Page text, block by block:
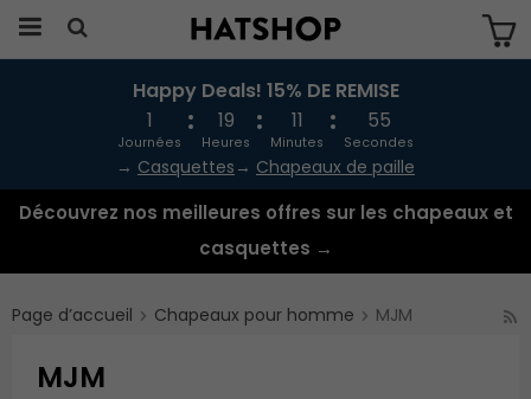
Produkten har blivit tillagd i varukorgen
Happy Deals! 15% DE REMISE
1
Journées
19
Heures
11
Minutes
55
Secondes
→ Casquettes → Chapeaux de paille
Découvrez nos meilleures offres sur les chapeaux et
casquettes →
Page d’accueil Chapeaux pour homme MJM
MJM